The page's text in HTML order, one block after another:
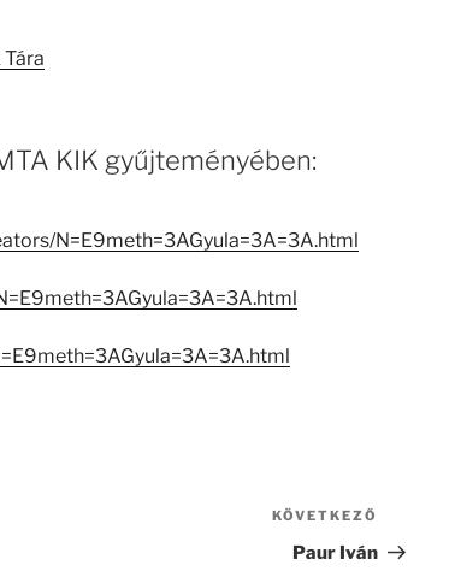
KIK gyűjteményében:
N=E9meth=3AGyula=3A=3A.html
bejegyzés
KÖVETKEZŐ
Paur Iván